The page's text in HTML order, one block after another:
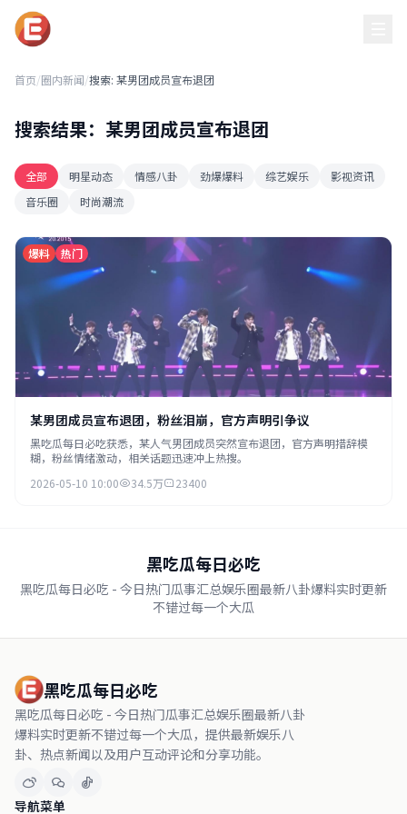
首页/圈内新闻/搜索: 某男团成员宣布退团
搜索结果：某男团成员宣布退团
全部 明星动态 情感八卦 劲爆爆料 综艺娱乐
影视资讯
音乐圈
时尚潮流
爆料 热门
某男团成员宣布退团，粉丝泪崩，官方声明引争议
黑吃瓜每日必吃获悉，某人气男团成员突然宣布退团，官方声明措辞模
糊，粉丝情绪激动，相关话题迅速冲上热搜。
2026-05-10 10:00
34.5万 23400
黑吃瓜每日必吃
黑吃瓜每日必吃 - 今日热门瓜事汇总娱乐圈最新八卦爆料实时更新
不错过每一个大瓜
黑吃瓜每日必吃
黑吃瓜每日必吃 - 今日热门瓜事汇总娱乐圈最新八卦
爆料实时更新不错过每一个大瓜，提供最新娱乐八
卦、热点新闻以及用户互动评论和分享功能。
导航菜单